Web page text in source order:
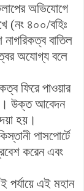
অভিযোগে
(নং ৪০০/বহিঃ
নাগরিকত্ব বাতিল
অযোগ্য বলে
ফিরে পাওয়ার
উক্ত আবেদন
হয়।
পাসপোর্টে
করেন এবং
পর্যায়ে এই মহান